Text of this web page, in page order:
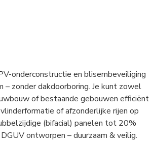
onderconstructie en blisembeveiliging
zonder dakdoorboring. Je kunt zowel
of bestaande gebouwen efficiënt
of afzonderlijke rijen op
(bifacial) panelen tot 20%
ontworpen – duurzaam & veilig.